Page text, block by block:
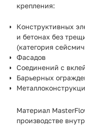
крепления:
Конструктивных
и бетонах без
(категория
Фасадов
Соединений с
Барьерных
Материал
производстве